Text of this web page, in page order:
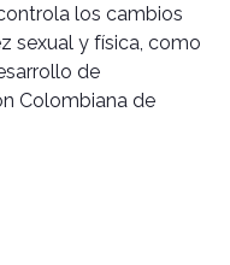
los cambios
sexual y física, como
de
Colombiana de